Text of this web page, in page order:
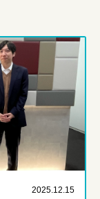
2025.12.15